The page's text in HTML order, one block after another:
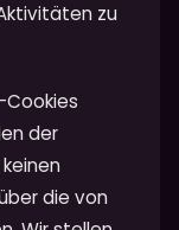
zu
der
die von